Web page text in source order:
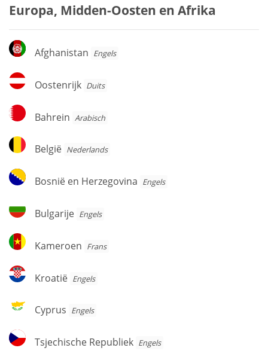
Europa, Midden-Oosten en Afrika
Afghanistan
Afghanistan Engels
Oostenrijk
Oostenrijk Duits
Bahrein
Bahrein Arabisch
België
België Nederlands
Bosnië
en
Bosnië en Herzegovina Engels
Bulgarije
Bulgarije Engels
Kameroen
Kameroen Frans
Kroatië
Kroatië Engels
Cyprus
Cyprus Engels
Tsjechische
Republiek
Tsjechische Republiek Engels